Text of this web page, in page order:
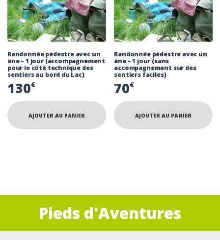
Randonnée pédestre avec un
âne – 1 jour (accompagnement
pour le côté technique des
sentiers au bord du Lac)
130€
AJOUTER AU PANIER
Randonnée pédestre avec un
âne – 1 jour (sans
accompagnement sur des
sentiers faciles)
70€
AJOUTER AU PANIER
Pieds d'Aventures